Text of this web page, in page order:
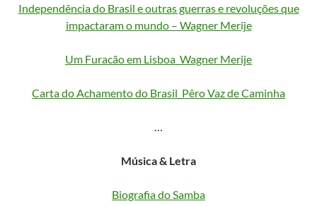
Independência do Brasil e outras guerras e revoluções que
impactaram o mundo – Wagner Merije
Um Furacão em Lisboa_Wagner Merije
Carta do Achamento do Brasil_Pêro Vaz de Caminha
Música & Letra
Biografia do Samba